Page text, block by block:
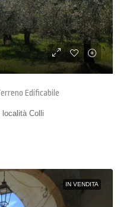
Edificabile
località Colli
IN VENDITA